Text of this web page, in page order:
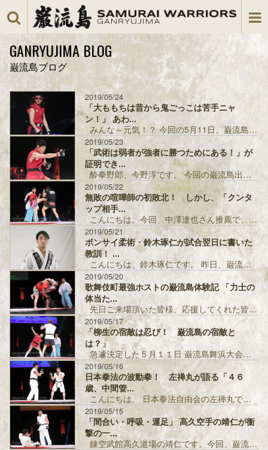
GANRYUJIMA BLOG
巌流島ブログ
2019/05/24
「大ももちは昔から鬼ごっこは苦手ニャ
ン！」 あわ...
みんな～元気！？ 今回の5月11日、巌流島～序章～に女装で出場した大ももちだニャン♡ 当初、大ももちはRIZIN横浜大会を見に...
2019/05/23
「武術は弱者が強者に勝つためにある！」が
証明でき...
酔拳野郎、今野淳です。 今回の巌流島出場に際し、改めて、谷川プロデューサー、柴田さん、巌流島大会関係者の皆さん、対戦相手の大も...
2019/05/22
無敗の喧嘩師の初敗北！ しかし、「クンタ
ップ相手...
こんにちは。今回、中澤達也さん推薦で、「無敗の喧嘩師」として巌流島に出場させていただきました、伊藤澄哉です。 試合を終えて色々...
2019/05/21
ボンサイ柔術・鈴木琢仁が試合翌日に書いた
教訓！ ...
こんにちは、鈴木琢仁です。 昨日、巌流島で試合をさせてもらいまして、結果はご存知の通りKO負けでした。 どうせ今日は一日安静に...
2019/05/20
歌舞伎町最強ホストの巌流島体験記 「力士の
体当た...
先日ご来場頂いた皆様、応援してくれた皆様、大会関係者の皆様、ありがとうございました。 新宿歌舞伎町 Player’...
2019/05/17
「柳生の宿敵は忍び！ 巌流島の宿敵と
は？」
急遽決定した５月１１日 巌流島舞浜大会。たった３週間の準備期間。関係者は大変だったでしょう。お疲れ様でした。たった３週間の準備...
2019/05/16
日本拳法の波動拳！ 左禅丸が語る「４６
歳、中間管...
こんにちは。 日本拳法自由会の左禅丸です。 いやー、巌流島ではびっくりするくらいきれいに真後ろに倒れましたね（笑）。 あ、今は...
2019/05/15
「間合い・呼吸・運足」 高久空手の靖仁が衝
撃の一...
錬空武館高久道場の靖仁です。今回、巌流島に出場の機会を頂きましてありがとうございます。 また、対戦して頂きました左選手、本当に...